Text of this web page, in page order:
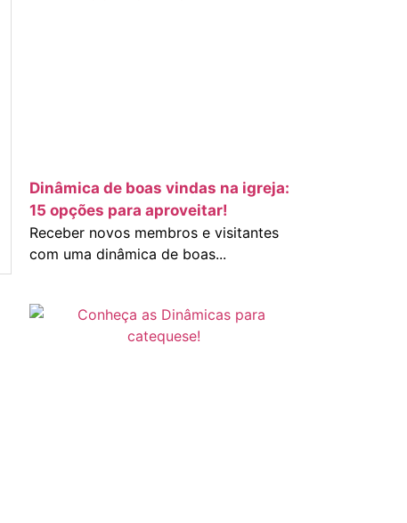
Dinâmica de boas vindas na igreja:
15 opções para aproveitar!
Receber novos membros e visitantes
com uma dinâmica de boas...